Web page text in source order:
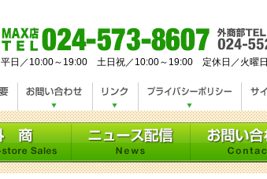
平日／10:00～19:00 土日祝／10:00～19:00 定休日／火曜日